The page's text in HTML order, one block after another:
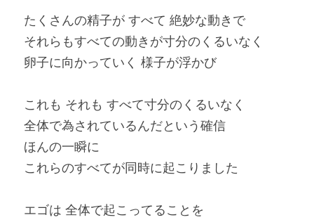
たくさんの精子が すべて 絶妙な動きで
それらもすべての動きが寸分のくるいなく
卵子に向かっていく 様子が浮かび
これも それも すべて寸分のくるいなく
全体で為されているんだという確信
ほんの一瞬に
これらのすべてが同時に起こりました
エゴは 全体で起こってることを